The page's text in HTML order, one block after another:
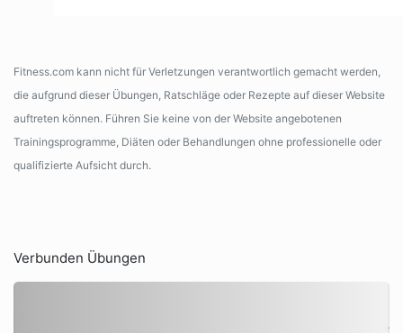
Fitness.com kann nicht für Verletzungen verantwortlich gemacht werden,
die aufgrund dieser Übungen, Ratschläge oder Rezepte auf dieser Website
auftreten können. Führen Sie keine von der Website angebotenen
Trainingsprogramme, Diäten oder Behandlungen ohne professionelle oder
qualifizierte Aufsicht durch.
Verbunden Übungen